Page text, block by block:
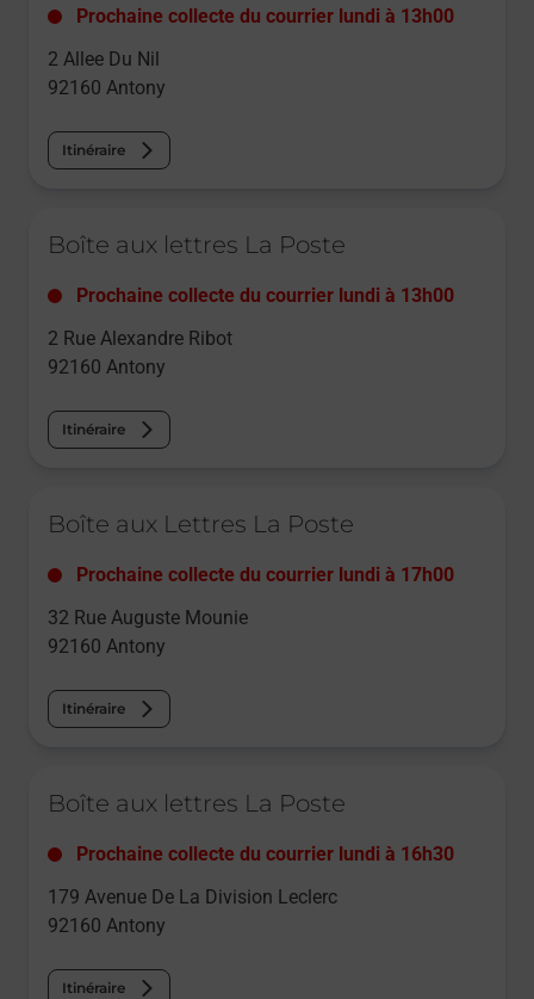
Prochaine collecte du courrier lundi à 13h00
2 Allee Du Nil
92160 Antony
Itinéraire
Boîte aux lettres La Poste
Prochaine collecte du courrier lundi à 13h00
2 Rue Alexandre Ribot
92160 Antony
Itinéraire
Boîte aux Lettres La Poste
Prochaine collecte du courrier lundi à 17h00
32 Rue Auguste Mounie
92160 Antony
Itinéraire
Boîte aux lettres La Poste
Prochaine collecte du courrier lundi à 16h30
179 Avenue De La Division Leclerc
92160 Antony
Itinéraire